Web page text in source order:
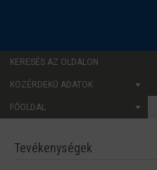
KERESÉS AZ OLDALON
KÖZÉRDEKŰ ADATOK
FŐOLDAL
Tevékenységek